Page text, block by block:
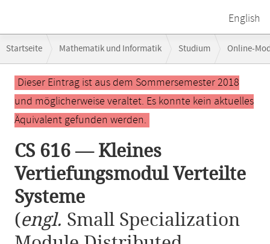
English
Navigation
Startseite Mathematik und Informatik Studium Online-
CS 616 — Kleines Vertiefungsmodul Verteilte Systeme
Hauptinhalt
Dieser Eintrag ist aus dem Sommersemester 2018
und möglicherweise veraltet. Es konnte kein aktuelles
Äquivalent gefunden werden.
CS 616 — Kleines
Vertiefungsmodul Verteilte
Systeme
(engl. Small Specialization